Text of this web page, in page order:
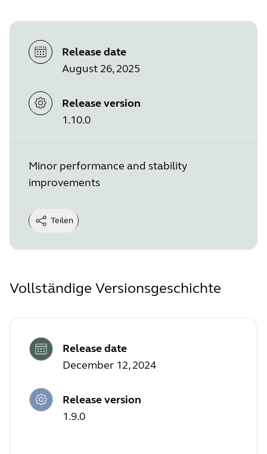
Release date
August 26, 2025
Release version
1.10.0
Minor performance and stability
improvements
Teilen
Vollständige Versionsgeschichte
Release date
December 12, 2024
Release version
1.9.0